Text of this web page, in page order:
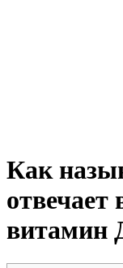
Как
отвечает
витамин